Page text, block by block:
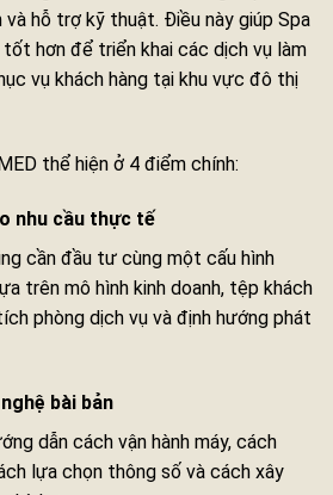
và hỗ trợ kỹ thuật. Điều này giúp Spa
tốt hơn để triển khai các dịch vụ làm
vụ khách hàng tại khu vực đô thị
thể hiện ở 4 điểm chính:
nhu cầu thực tế
cần đầu tư cùng một cấu hình
trên mô hình kinh doanh, tệp khách
phòng dịch vụ và định hướng phát
bài bản
dẫn cách vận hành máy, cách
lựa chọn thông số và cách xây